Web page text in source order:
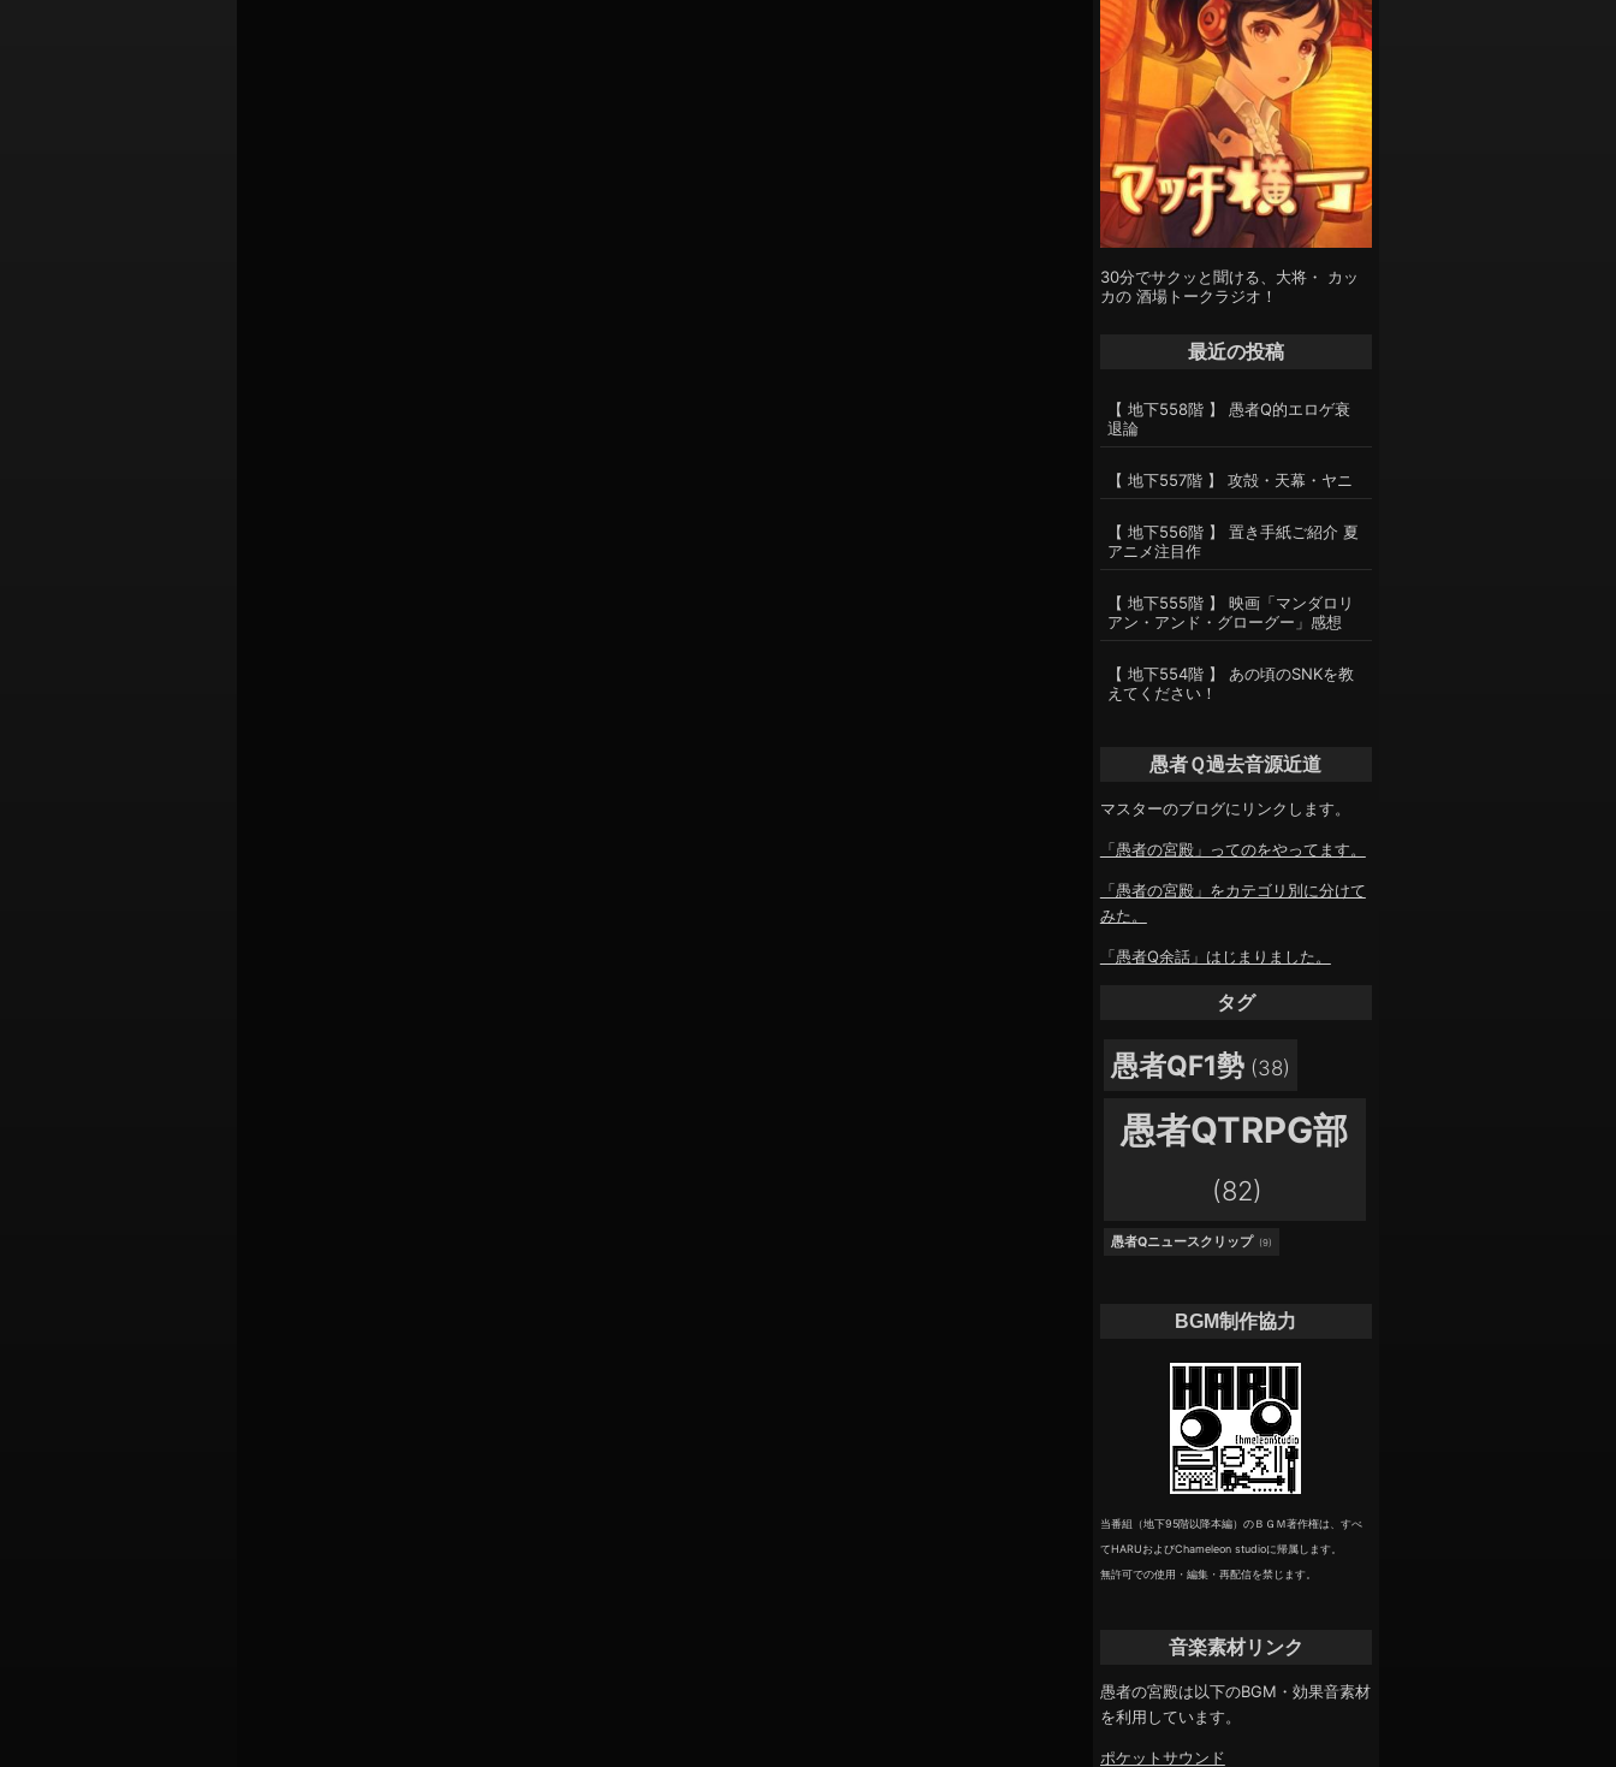
30分でサクッと聞ける、大将・ カッ
カの 酒場トークラジオ！
最近の投稿
【 地下558階 】 愚者Q的エロゲ衰
退論
【 地下557階 】 攻殻・天幕・ヤニ
【 地下556階 】 置き手紙ご紹介 夏
アニメ注目作
【 地下555階 】 映画「マンダロリ
アン・アンド・グローグー」感想
【 地下554階 】 あの頃のSNKを教
えてください！
愚者Ｑ過去音源近道
マスターのブログにリンクします。
「愚者の宮殿」ってのをやってます。
「愚者の宮殿」をカテゴリ別に分けて
みた。
「愚者Q余話」はじまりました。
タグ
愚者QF1勢 (38)
愚者QTRPG部
(82)
愚者Qニュースクリップ (9)
BGM制作協力
当番組（地下95階以降本編）のＢＧＭ著作権は、すべ
てHARUおよびChameleon studioに帰属します。
無許可での使用・編集・再配信を禁じます。
音楽素材リンク
愚者の宮殿は以下のBGM・効果音素材
を利用しています。
ポケットサウンド